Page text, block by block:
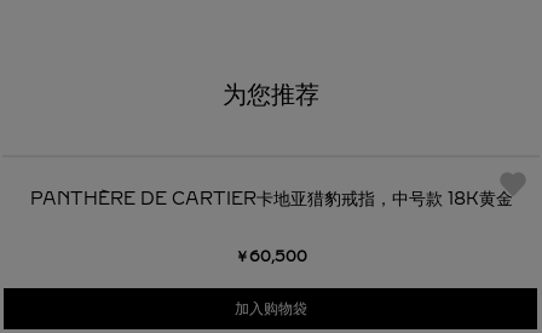
为您推荐
PANTHÈRE DE CARTIER卡地亚猎豹戒指，中号款 18K黄金
￥60,500
加入购物袋